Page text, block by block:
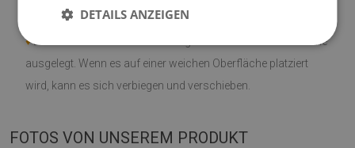
♦Die Matte ist für die Verwendung auf einer harten Oberfläche
ausgelegt. Wenn es auf einer weichen Oberfläche platziert
wird, kann es sich verbiegen und verschieben.
FOTOS VON UNSEREM PRODUKT
DETAILS ANZEIGEN